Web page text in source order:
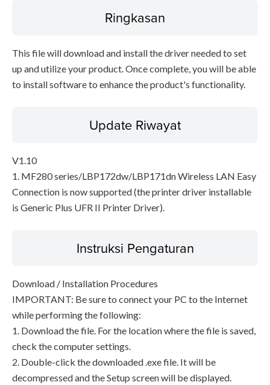
Ringkasan
This file will download and install the driver needed to set
up and utilize your product. Once complete, you will be able
to install software to enhance the product's functionality.
Update Riwayat
V1.10
1. MF280 series/LBP172dw/LBP171dn Wireless LAN Easy
Connection is now supported (the printer driver installable
is Generic Plus UFR II Printer Driver).
Instruksi Pengaturan
Download / Installation Procedures
IMPORTANT: Be sure to connect your PC to the Internet
while performing the following:
1. Download the file. For the location where the file is saved,
check the computer settings.
2. Double-click the downloaded .exe file. It will be
decompressed and the Setup screen will be displayed.